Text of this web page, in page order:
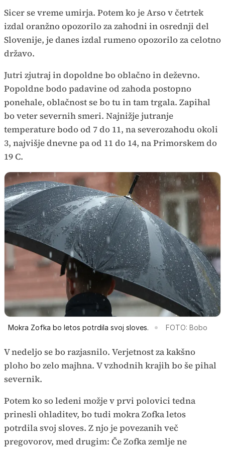
Sicer se vreme umirja. Potem ko je Arso v četrtek
izdal oranžno opozorilo za zahodni in osrednji del
Slovenije, je danes izdal rumeno opozorilo za celotno
državo.
Jutri zjutraj in dopoldne bo oblačno in deževno.
Popoldne bodo padavine od zahoda postopno
ponehale, oblačnost se bo tu in tam trgala. Zapihal
bo veter severnih smeri. Najnižje jutranje
temperature bodo od 7 do 11, na severozahodu okoli
3, najvišje dnevne pa od 11 do 14, na Primorskem do
19 C.
Mokra Zofka bo letos potrdila svoj sloves. FOTO: Bobo
V nedeljo se bo razjasnilo. Verjetnost za kakšno
ploho bo zelo majhna. V vzhodnih krajih bo še pihal
severnik.
Potem ko so ledeni možje v prvi polovici tedna
prinesli ohladitev, bo tudi mokra Zofka letos
potrdila svoj sloves. Z njo je povezanih več
pregovorov, med drugim: Če Zofka zemlje ne